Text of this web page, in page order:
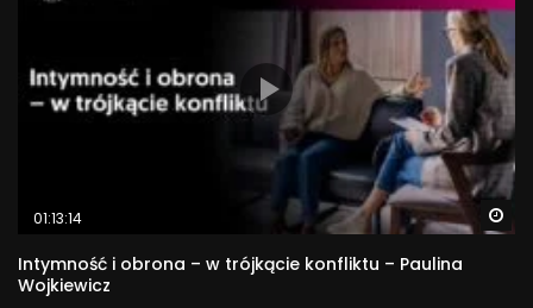
01:13:14
Intymność i obrona – w trójkącie konfliktu – Paulina
Wojkiewicz